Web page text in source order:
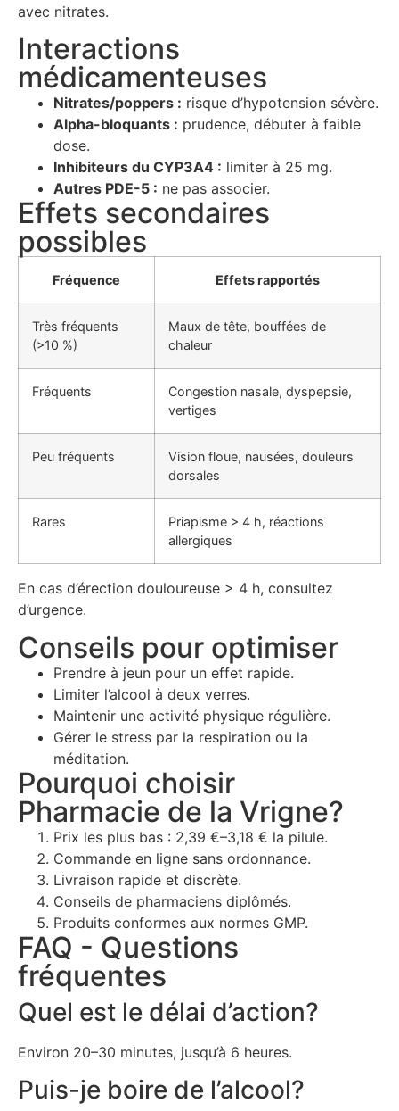
avec nitrates.
Interactions
médicamenteuses
Nitrates/poppers : risque d’hypotension sévère.
Alpha-bloquants : prudence, débuter à faible
dose.
Inhibiteurs du CYP3A4 : limiter à 25 mg.
Autres PDE-5 : ne pas associer.
Effets secondaires
possibles
Fréquence Effets rapportés
Très fréquents
(>10 %)
Maux de tête, bouffées de
chaleur
Fréquents
Congestion nasale, dyspepsie,
vertiges
Peu fréquents
Vision floue, nausées, douleurs
dorsales
Rares
Priapisme > 4 h, réactions
allergiques
En cas d’érection douloureuse > 4 h, consultez
d’urgence.
Conseils pour optimiser
Prendre à jeun pour un effet rapide.
Limiter l’alcool à deux verres.
Maintenir une activité physique régulière.
Gérer le stress par la respiration ou la
méditation.
Pourquoi choisir
Pharmacie de la Vrigne?
Prix les plus bas : 2,39 €–3,18 € la pilule.
Commande en ligne sans ordonnance.
Livraison rapide et discrète.
Conseils de pharmaciens diplômés.
Produits conformes aux normes GMP.
FAQ - Questions
fréquentes
Quel est le délai d’action?
Environ 20–30 minutes, jusqu’à 6 heures.
Puis-je boire de l’alcool?